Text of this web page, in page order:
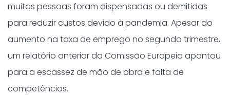
muitas pessoas foram dispensadas ou demitidas
para reduzir custos devido à pandemia. Apesar do
aumento na taxa de emprego no segundo trimestre,
um relatório anterior da Comissão Europeia apontou
para a escassez de mão de obra e falta de
competências.